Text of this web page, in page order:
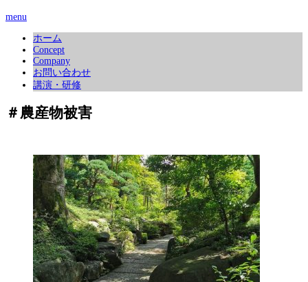
menu
ホーム
Concept
Company
お問い合わせ
講演・研修
＃農産物被害